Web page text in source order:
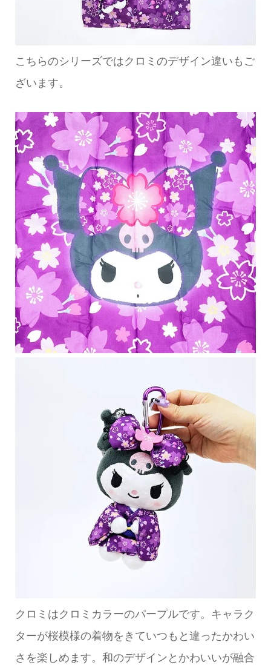
こちらのシリーズではクロミのデザイン違いもご
ざいます。
クロミはクロミカラーのパープルです。キャラク
ターが桜模様の着物をきていつもと違ったかわい
さを楽しめます。和のデザインとかわいいが融合